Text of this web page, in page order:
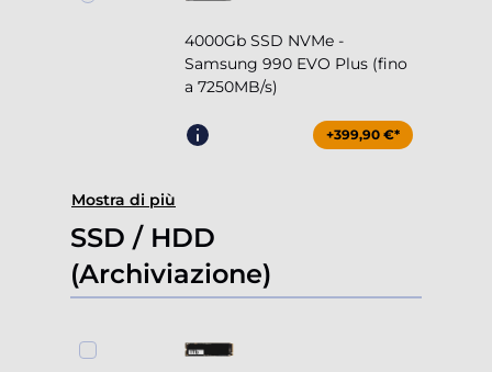
4000Gb SSD NVMe -
Samsung 990 EVO Plus (fino
a 7250MB/s)
+399,90 €*
Mostra di più
SSD / HDD
(Archiviazione)